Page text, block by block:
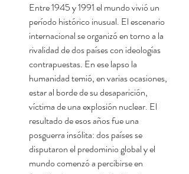
Entre 1945 y 1991 el mundo vivió un
período histórico inusual. El escenario
internacional se organizó en torno a la
rivalidad de dos países con ideologías
contrapuestas. En ese lapso la
humanidad temió, en varias ocasiones,
estar al borde de su desaparición,
víctima de una explosión nuclear. El
resultado de esos años fue una
posguerra insólita: dos países se
disputaron el predominio global y el
mundo comenzó a percibirse en